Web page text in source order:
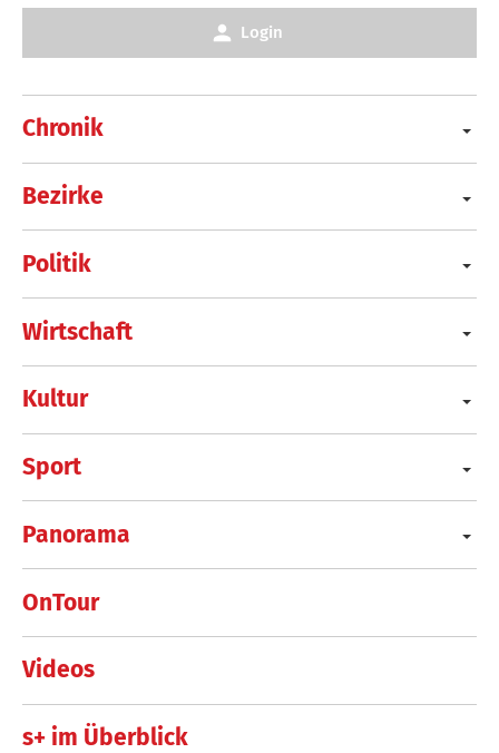
Chronik
Bezirke
Politik
Wirtschaft
Kultur
Sport
Panorama
OnTour
Videos
s+ im Überblick
Login